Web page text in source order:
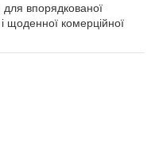
впорядкованої
щоденної комерційної